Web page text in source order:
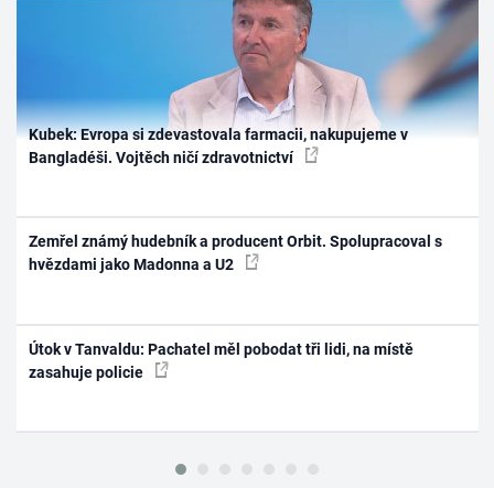
Kubek: Evropa si zdevastovala farmacii, nakupujeme v
Bangladéši. Vojtěch ničí zdravotnictví
Zemřel známý hudebník a producent Orbit. Spolupracoval s
hvězdami jako Madonna a U2
Útok v Tanvaldu: Pachatel měl pobodat tři lidi, na místě
zasahuje policie